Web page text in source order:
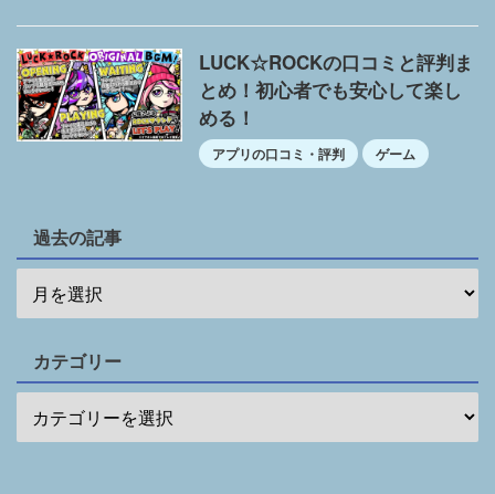
LUCK☆ROCKの口コミと評判ま
とめ！初心者でも安心して楽し
める！
アプリの口コミ・評判 ゲーム
過去の記事
カテゴリー